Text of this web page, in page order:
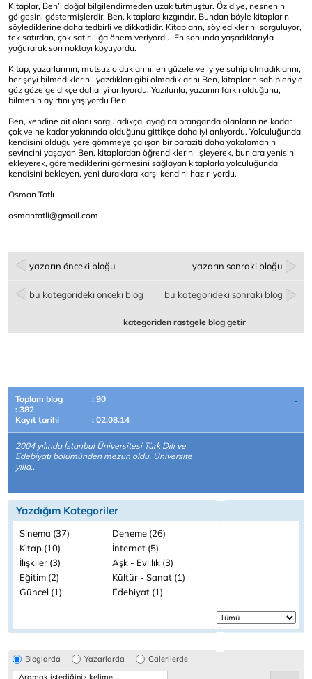
Kitaplar, Ben’i doğal bilgilendirmeden uzak tutmuştur. Öz diye, nesnenin
gölgesini göstermişlerdir. Ben, kitaplara kızgındır. Bundan böyle kitapların
söylediklerine daha tedbirli ve dikkatlidir. Kitapların, söylediklerini sorguluyor,
tek satırdan, çok satırlılığa önem veriyordu. En sonunda yaşadıklarıyla
yoğurarak son noktayı koyuyordu.
Kitap, yazarlarının, mutsuz olduklarını, en güzele ve iyiye sahip olmadıklarını,
her şeyi bilmediklerini, yazdıkları gibi olmadıklarını Ben, kitapların sahipleriyle
göz göze geldikçe daha iyi anlıyordu. Yazılanla, yazanın farklı olduğunu,
bilmenin ayırtını yaşıyordu Ben.
Ben, kendine ait olanı sorguladıkça, ayağına pranganda olanların ne kadar
çok ve ne kadar yakınında olduğunu gittikçe daha iyi anlıyordu. Yolculuğunda
kendisini olduğu yere gömmeye çalışan bir paraziti daha yakalamanın
sevincini yaşayan Ben, kitaplardan öğrendiklerini işleyerek, bunlara yenisini
ekleyerek, göremediklerini görmesini sağlayan kitaplarla yolculuğunda
kendisini bekleyen, yeni duraklara karşı kendini hazırlıyordu.
Osman Tatlı
osmantatli@gmail.com
yazarın önceki bloğu yazarın sonraki bloğu
bu kategorideki önceki blog bu kategorideki sonraki blog
kategoriden rastgele blog getir
Toplam blog
: 90
: 382
Kayıt tarihi
: 02.08.14
2004 yılında İstanbul Üniversitesi Türk Dili ve
Edebiyatı bölümünden mezun oldu. Üniversite
yılla..
Yazdığım Kategoriler
Sinema (37)
Deneme (26)
Kitap (10)
İnternet (5)
İlişkiler (3)
Aşk - Evlilik (3)
Eğitim (2)
Kültür - Sanat (1)
Güncel (1)
Edebiyat (1)
Bloglarda Yazarlarda Galerilerde